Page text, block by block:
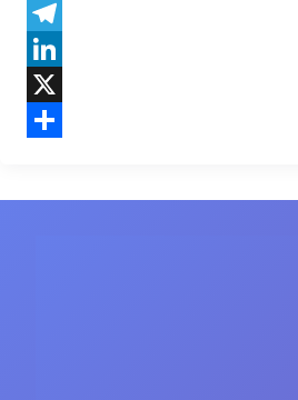
WhatsApp
Telegram
LinkedIn
X